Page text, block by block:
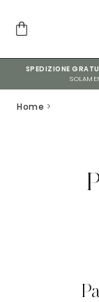
SPEDIZIONE
Home >